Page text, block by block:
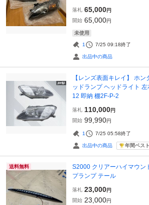
落札 65,000円
開始 65,000円
未使用
1 7/25 09:18終了
出品中の商品
【レンズ表面キレイ】 ホ
ッドランプ ヘッドライト
12 即納 棚2F-P-2
落札 110,000円
開始 99,990円
1 7/25 05:58終了
出品中の商品 年間ベス
送料無料
S2000 クリアーハイマウン
プランプ テール
落札 23,000円
開始 23,000円